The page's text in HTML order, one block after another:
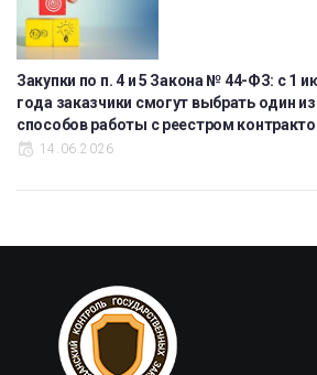
Закупки по п. 4 и 5 Закона № 44-ФЗ: с 1
года заказчики смогут выбрать один из
способов работы с реестром
14.06.2026